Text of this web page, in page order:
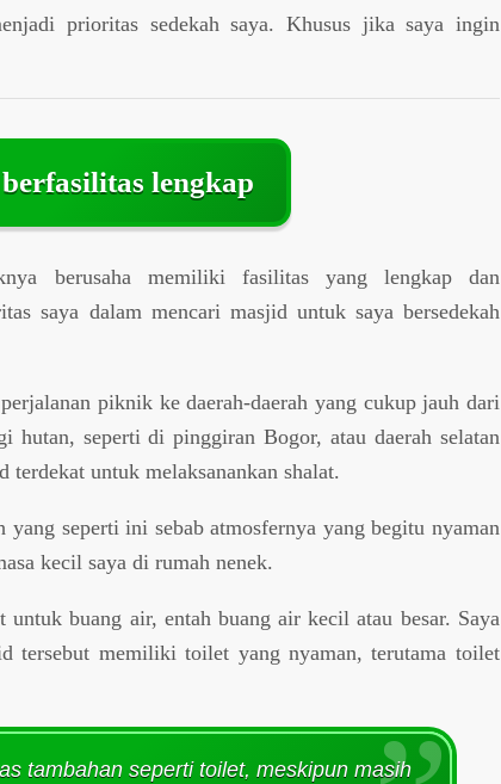
prioritas sedekah saya. Khusus jika saya ingin
lengkap
berusaha memiliki fasilitas yang lengkap dan
saya dalam mencari masjid untuk saya bersedekah
piknik ke daerah-daerah yang cukup jauh dari
hutan, seperti di pinggiran Bogor, atau daerah selatan
untuk melaksanankan shalat.
seperti ini sebab atmosfernya yang begitu nyaman
kecil saya di rumah nenek.
untuk buang air, entah buang air kecil atau besar. Saya
tersebut memiliki toilet yang nyaman, terutama toilet
tambahan seperti toilet, meskipun masih